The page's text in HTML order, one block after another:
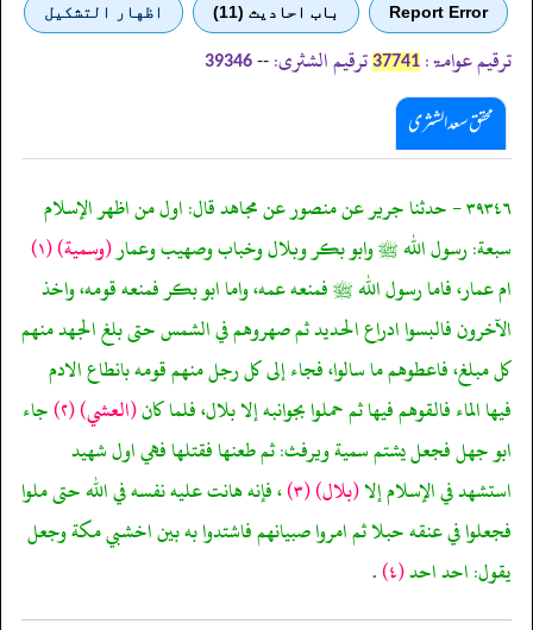
Report Error باب احادیث (11) اظهار التشكيل
ترقیم عوامۃ: 37741 ترقیم الشثری: --
39346
محقق سعد الشثری
٣٩٣٤٦ - حدثنا جرير عن منصور عن مجاهد قال: اول من اظهر الإسلام
سبعة: رسول الله ﷺ وابو بكر وبلال وخباب وصهيب وعمار(وسمية)(١)
ام عمار، فاما رسول الله ﷺ فمنعه عمه، واما ابو بكر فمنعه قومه، واخذ
الآخرون فالبسوا ادراع الحديد ثم صهروهم في الشمس حتى بلغ الجهد منهم
كل مبلغ، فاعطوهم ما سالوا، فجاء إلى كل رجل منهم قومه بانطاع الادم
فيها الماء فالقوهم فيها ثم حملوا بجوانبه إلا بلال، فلما كان(العشي)(٢) جاء
ابو جهل فجعل يشتم سمية ويرفث: ثم طعنها فقتلها فهي اول شهيد
استشهد في الإسلام إلا(بلال)(٣) ، فإنه هانت عليه نفسه في الله حتى ملوا
فجعلوا في عنقه حبلا ثم امروا صبيانهم فاشتدوا به بين اخشبي مكة وجعل
يقول: احد احد(٤) .